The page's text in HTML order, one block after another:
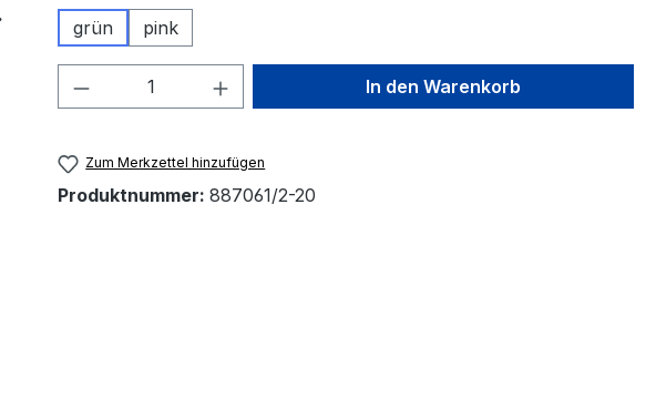
grün
pink
Produkt Anzahl: Gib den gewünschten Wert
In den Warenkorb
Zum Merkzettel hinzufügen
Produktnummer: 887061/2-20